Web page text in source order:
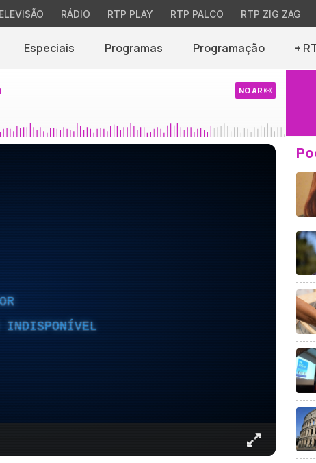
RÁDIO RTP PLAY RTP PALCO RTP ZIG ZAG
Especiais Programas Programação +
NO AR
INDISPONÍVEL